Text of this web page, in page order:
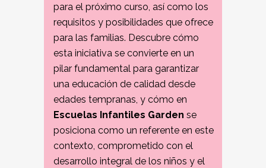
para el próximo curso, así como los
requisitos y posibilidades que ofrece
para las familias. Descubre cómo
esta iniciativa se convierte en un
pilar fundamental para garantizar
una educación de calidad desde
edades tempranas, y cómo en
Escuelas Infantiles Garden se
posiciona como un referente en este
contexto, comprometido con el
desarrollo integral de los niños y el